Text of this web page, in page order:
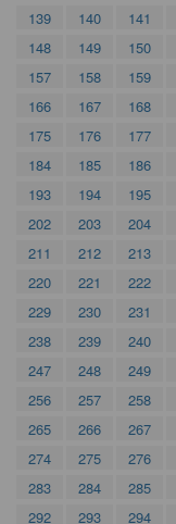
139
140 141
148
149 150
157
158 159
166
167 168
175
176 177
184
185 186
193
194 195
202
203 204
211
212 213
220
221 222
229
230 231
238
239 240
247
248 249
256
257 258
265
266 267
274
275 276
283
284 285
292
293 294